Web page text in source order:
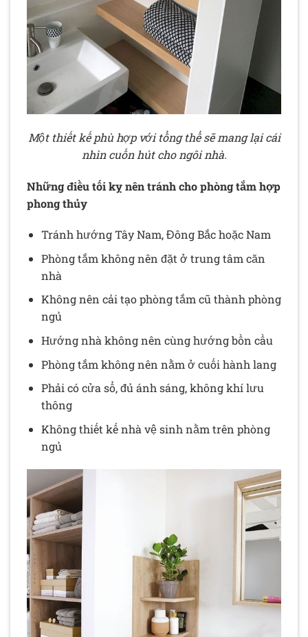
Một thiết kế phù hợp với tổng thể sẽ mang lại cái
nhìn cuốn hút cho ngôi nhà.
Những điều tối kỵ nên tránh cho phòng tắm hợp
phong thủy
Tránh hướng Tây Nam, Đông Bắc hoặc Nam
Phòng tắm không nên đặt ở trung tâm căn
nhà
Không nên cải tạo phòng tắm cũ thành phòng
ngủ
Hướng nhà không nên cùng hướng bồn cầu
Phòng tắm không nên nằm ở cuối hành lang
Phải có cửa sổ, đủ ánh sáng, không khí lưu
thông
Không thiết kế nhà vệ sinh nằm trên phòng
ngủ